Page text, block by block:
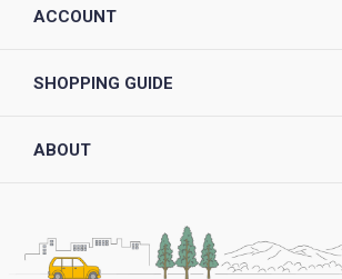
ACCOUNT
SHOPPING GUIDE
ABOUT